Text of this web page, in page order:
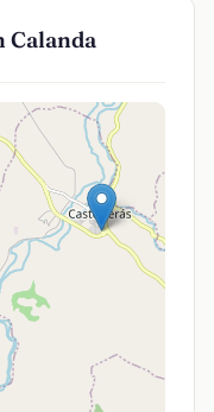
Calanda